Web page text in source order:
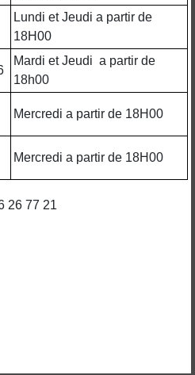
Lundi et Jeudi a partir de
18H00
Mardi et Jeudi a partir de
18h00
Mercredi a partir de 18H00
Mercredi a partir de 18H00
26 77 21